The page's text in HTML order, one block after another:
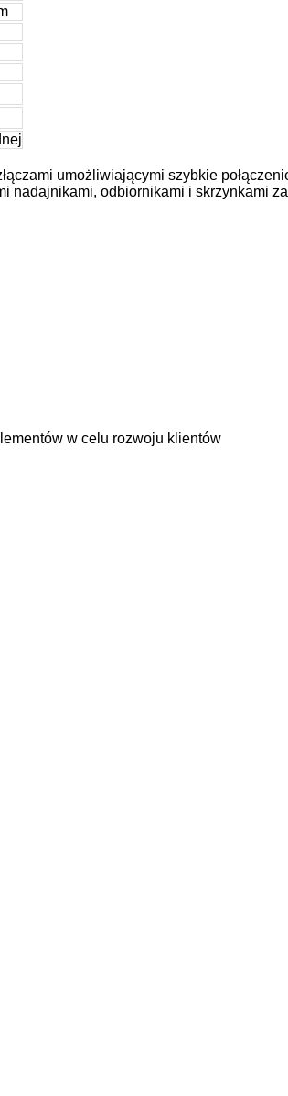
umożliwiającymi szybkie
nadajnikami, odbiornikami i skrzynkami
w celu rozwoju klientów